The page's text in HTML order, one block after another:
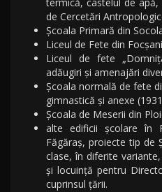
termică, castelul de
de Cercetări
Școala Primară din
Liceul de Fete din
Liceul de fete
adăugiri şi amenajări
Școala normală de fete
gimnastică şi anexe
Școala de Meserii din
alte edificii şcolare în
Făgăraș, proiecte tip de
clase, în diferite
şi locuinţă pentru
cuprinsul ţării.